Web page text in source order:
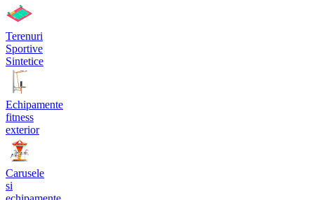
Terenuri
Sportive
Sintetice
Echipamente
fitness
exterior
Carusele
si